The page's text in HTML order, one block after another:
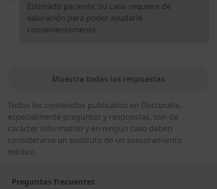
Estimado paciente, su caso requiere de
valoración para poder ayudarle
convenientemente.
Muestra todas las respuestas
Todos los contenidos publicados en Doctoralia,
especialmente preguntas y respuestas, son de
carácter informativo y en ningún caso deben
considerarse un sustituto de un asesoramiento
médico.
Preguntas frecuentes